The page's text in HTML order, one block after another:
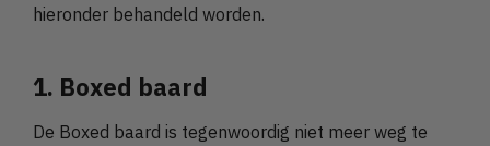
hieronder behandeld worden.
1. Boxed baard
De Boxed baard is tegenwoordig niet meer weg te